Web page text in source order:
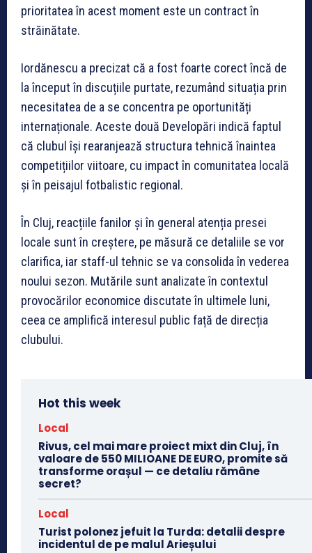
prioritatea în acest moment este un contract în
străinătate.
Iordănescu a precizat că a fost foarte corect încă de
la început în discuțiile purtate, rezumând situația prin
necesitatea de a se concentra pe oportunități
internaționale. Aceste două Developări indică faptul
că clubul își rearanjează structura tehnică înaintea
competițiilor viitoare, cu impact în comunitatea locală
și în peisajul fotbalistic regional.
În Cluj, reacțiile fanilor și în general atenția presei
locale sunt în creștere, pe măsură ce detaliile se vor
clarifica, iar staff-ul tehnic se va consolida în vederea
noului sezon. Mutările sunt analizate în contextul
provocărilor economice discutate în ultimele luni,
ceea ce amplifică interesul public față de direcția
clubului.
Hot this week
Local
Rivus, cel mai mare proiect mixt din Cluj, în
valoare de 550 MILIOANE DE EURO, promite să
transforme orașul — ce detaliu rămâne
secret?
Local
Turist polonez jefuit la Turda: detalii despre
incidentul de pe malul Arieșului